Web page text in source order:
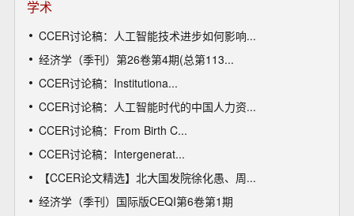
学术
CCER讨论稿：人工智能技术进步如何影响...
经济学（季刊）第26卷第4期(总第113...
CCER讨论稿：Institutiona...
CCER讨论稿：人工智能时代的中国人力资...
CCER讨论稿：From Birth C...
CCER讨论稿：Intergenerat...
【CCER论文精选】北大国发院徐化愚、周...
经济学（季刊）国际版CEQI第6卷第1期